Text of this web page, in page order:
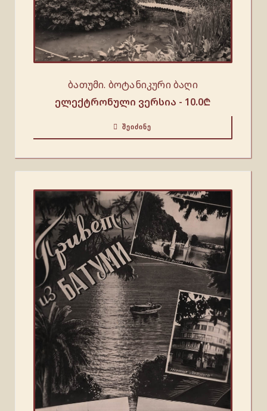
ბათუმი. ბოტანიკური ბაღი
ელექტრონული ვერსია - 10.0₾
ᲨᲔᲘᲫᲘᲜᲔ